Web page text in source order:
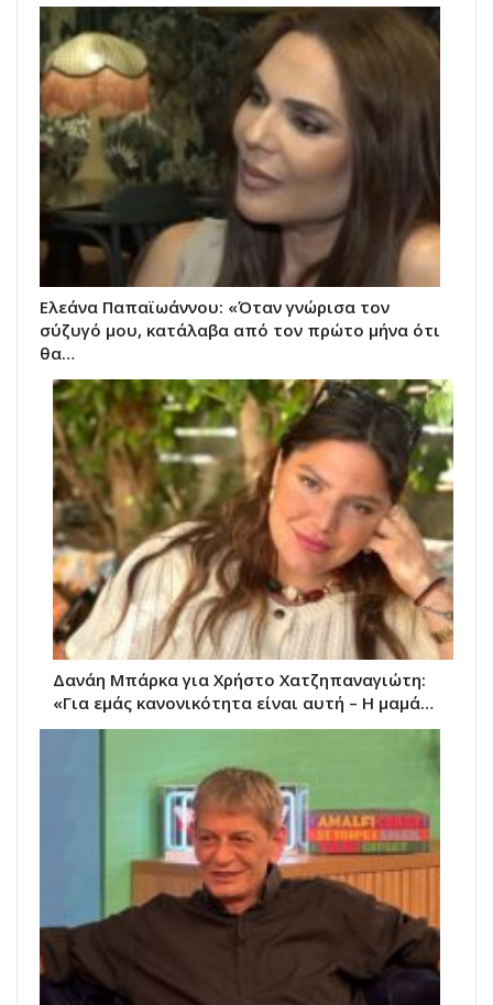
Ελεάνα Παπαϊωάννου: «Όταν γνώρισα τον
σύζυγό μου, κατάλαβα από τον πρώτο μήνα ότι
θα…
Δανάη Μπάρκα για Χρήστο Χατζηπαναγιώτη:
«Για εμάς κανονικότητα είναι αυτή – Η μαμά…